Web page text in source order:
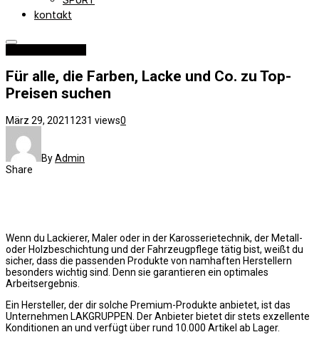
kontakt
Für alle, die Farben, Lacke und Co. zu Top-
Preisen suchen
März 29, 2021 1231 views0
ByAdmin
Share
Wenn du Lackierer, Maler oder in der Karosserietechnik, der Metall-
oder Holzbeschichtung und der Fahrzeugpflege tätig bist, weißt du
sicher, dass die passenden Produkte von namhaften Herstellern
besonders wichtig sind. Denn sie garantieren ein optimales
Arbeitsergebnis.
Ein Hersteller, der dir solche Premium-Produkte anbietet, ist das
Unternehmen LAKGRUPPEN. Der Anbieter bietet dir stets exzellente
Konditionen an und verfügt über rund 10.000 Artikel ab Lager.